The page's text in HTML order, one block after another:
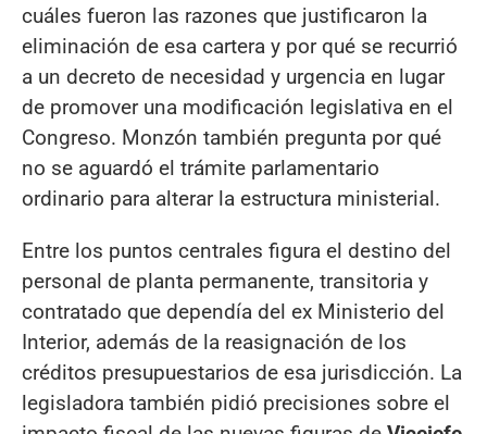
cuáles fueron las razones que justificaron la
eliminación de esa cartera y por qué se recurrió
a un decreto de necesidad y urgencia en lugar
de promover una modificación legislativa en el
Congreso. Monzón también pregunta por qué
no se aguardó el trámite parlamentario
ordinario para alterar la estructura ministerial.
Entre los puntos centrales figura el destino del
personal de planta permanente, transitoria y
contratado que dependía del ex Ministerio del
Interior, además de la reasignación de los
créditos presupuestarios de esa jurisdicción. La
legisladora también pidió precisiones sobre el